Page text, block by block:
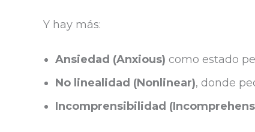
Y hay más:
Ansiedad (Anxious) como estado
No linealidad (Nonlinear), donde
Incomprensibilidad (